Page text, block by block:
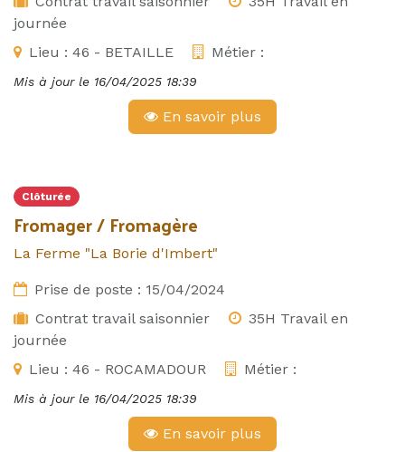
journée
Lieu : 46 - BETAILLE Métier :
Mis à jour le 16/04/2025 18:39
En savoir plus
Clôturée
Fromager / Fromagère
La Ferme "La Borie d'Imbert"
Prise de poste : 15/04/2024
Contrat travail saisonnier
35H Travail en
journée
Lieu : 46 - ROCAMADOUR Métier :
Mis à jour le 16/04/2025 18:39
En savoir plus